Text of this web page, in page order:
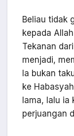
Beliau tidak
kepada
Tekanan
menjadi,
Ia bukan
ke
lama, lalu ia
perjuangan